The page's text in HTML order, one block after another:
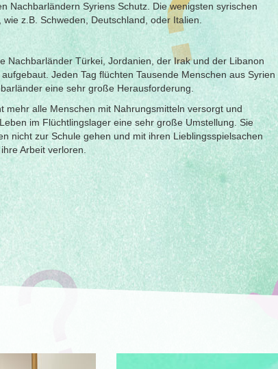
Nachbarländern Syriens Schutz. Die wenigsten syrischen
z.B. Schweden, Deutschland, oder Italien.
Nachbarländer Türkei, Jordanien, der Irak und der Libanon
Jeden Tag flüchten Tausende Menschen aus Syrien
eine sehr große Herausforderung.
alle Menschen mit Nahrungsmitteln versorgt und
im Flüchtlingslager eine sehr große Umstellung. Sie
nicht zur Schule gehen und mit ihren Lieblingsspielsachen
Arbeit verloren.